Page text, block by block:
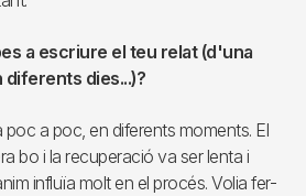
a escriure el teu relat (d'una
diferents dies...)?
a poc, en diferents moments. El
bo i la recuperació va ser lenta i
influïa molt en el procés. Volia fer-